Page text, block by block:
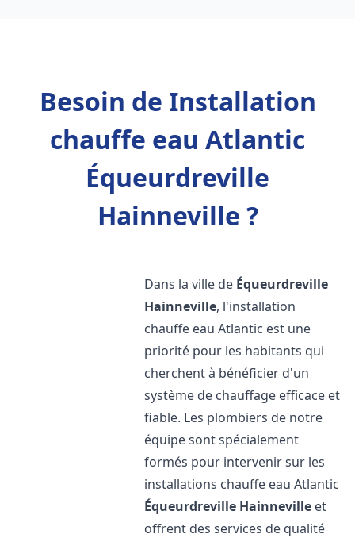
Besoin de Installation
chauffe eau Atlantic
Équeurdreville
Hainneville ?
Dans la ville de Équeurdreville
Hainneville, l'installation
chauffe eau Atlantic est une
priorité pour les habitants qui
cherchent à bénéficier d'un
système de chauffage efficace et
fiable. Les plombiers de notre
équipe sont spécialement
formés pour intervenir sur les
installations chauffe eau Atlantic
Équeurdreville Hainneville et
offrent des services de qualité